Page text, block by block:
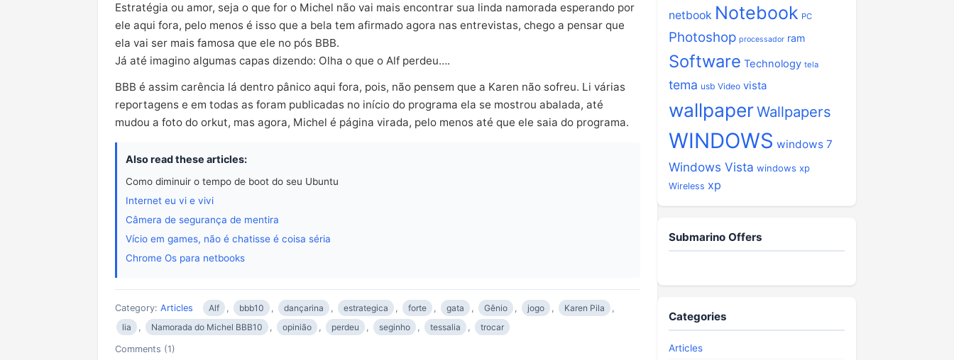
Estratégia ou amor, seja o que for o Michel não vai mais encontrar sua linda namorada esperando por
ele aqui fora, pelo menos é isso que a bela tem afirmado agora nas entrevistas, chego a pensar que
ela vai ser mais famosa que ele no pós BBB.
Já até imagino algumas capas dizendo: Olha o que o Alf perdeu….
BBB é assim carência lá dentro pânico aqui fora, pois, não pensem que a Karen não sofreu. Li várias
reportagens e em todas as foram publicadas no início do programa ela se mostrou abalada, até
mudou a foto do orkut, mas agora, Michel é página virada, pelo menos até que ele saia do programa.
Also read these articles:
Como diminuir o tempo de boot do seu Ubuntu
Internet eu vi e vivi
Câmera de segurança de mentira
Vício em games, não é chatisse é coisa séria
Chrome Os para netbooks
Category: Articles Alf , bbb10 , dançarina , estrategica , forte , gata , Gênio , jogo , Karen Pila
,
lia
, Namorada do Michel BBB10 , opinião , perdeu , seginho , tessalia , trocar
Comments (1)
netbook Notebook PC
Photoshop processador ram
Software Technology tela
tema usb Video vista
wallpaperWallpapers
WINDOWS windows 7
Windows Vista windows xp
Wireless xp
Submarino Offers
Categories
Articles